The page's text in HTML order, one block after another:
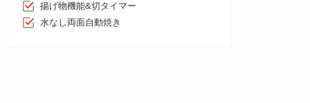
揚げ物機能&切タイマー
水なし両面自動焼き